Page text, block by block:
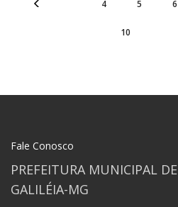
4 5 6
10
Fale Conosco
PREFEITURA MUNICIPAL DE
GALILÉIA-MG